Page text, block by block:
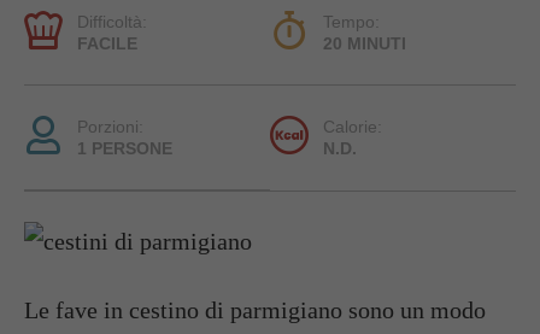
Difficoltà:
FACILE
Tempo:
20 MINUTI
Porzioni:
1 PERSONE
Calorie:
N.D.
Le fave in cestino di parmigiano sono un modo